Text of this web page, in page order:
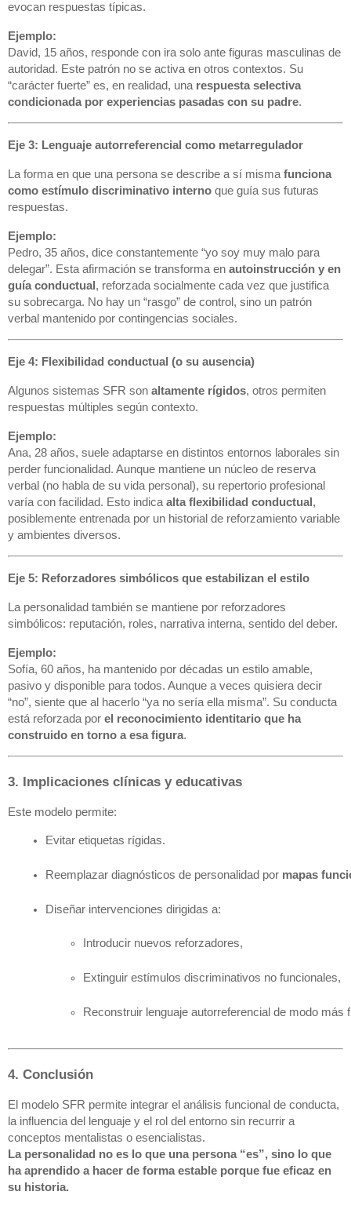
evocan respuestas típicas.
Ejemplo:
David, 15 años, responde con ira solo ante figuras masculinas de
autoridad. Este patrón no se activa en otros contextos. Su
“carácter fuerte” es, en realidad, una respuesta selectiva
condicionada por experiencias pasadas con su padre.
Eje 3: Lenguaje autorreferencial como metarregulador
La forma en que una persona se describe a sí misma funciona
como estímulo discriminativo interno que guía sus futuras
respuestas.
Ejemplo:
Pedro, 35 años, dice constantemente “yo soy muy malo para
delegar”. Esta afirmación se transforma en autoinstrucción y en
guía conductual , reforzada socialmente cada vez que justifica
su sobrecarga. No hay un “rasgo” de control, sino un patrón
verbal mantenido por contingencias sociales.
Eje 4: Flexibilidad conductual (o su ausencia)
Algunos sistemas SFR son altamente rígidos, otros permiten
respuestas múltiples según contexto.
Ejemplo:
Ana, 28 años, suele adaptarse en distintos entornos laborales sin
perder funcionalidad. Aunque mantiene un núcleo de reserva
verbal (no habla de su vida personal), su repertorio profesional
varía con facilidad. Esto indica alta flexibilidad conductual ,
posiblemente entrenada por un historial de reforzamiento variable
y ambientes diversos.
Eje 5: Reforzadores simbólicos que estabilizan el estilo
La personalidad también se mantiene por reforzadores
simbólicos: reputación, roles, narrativa interna, sentido del deber.
Ejemplo:
Sofía, 60 años, ha mantenido por décadas un estilo amable,
pasivo y disponible para todos. Aunque a veces quisiera decir
“no”, siente que al hacerlo “ya no sería ella misma”. Su conducta
está reforzada por el reconocimiento identitario que ha
construido en torno a esa figura.
3. Implicaciones clínicas y educativas
Este modelo permite:
Evitar etiquetas rígidas.
Reemplazar diagnósticos de personalidad por mapas
Diseñar intervenciones dirigidas a:
Introducir nuevos reforzadores,
Extinguir estímulos discriminativos no funcionales,
Reconstruir lenguaje autorreferencial de modo más
4. Conclusión
El modelo SFR permite integrar el análisis funcional de conducta,
la influencia del lenguaje y el rol del entorno sin recurrir a
conceptos mentalistas o esencialistas.
La personalidad no es lo que una persona “es”, sino lo que
ha aprendido a hacer de forma estable porque fue eficaz en
su historia.